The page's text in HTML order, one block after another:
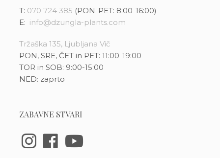
T: 070 724 385 (PON-PET: 8:00-16:00)
E: info@dzungla-plants.com
Tržaška 135, Ljubljana Vič
PON, SRE, ČET in PET: 11:00-19:00
TOR in SOB: 9:00-15:00
NED: zaprto
ZABAVNE STVARI